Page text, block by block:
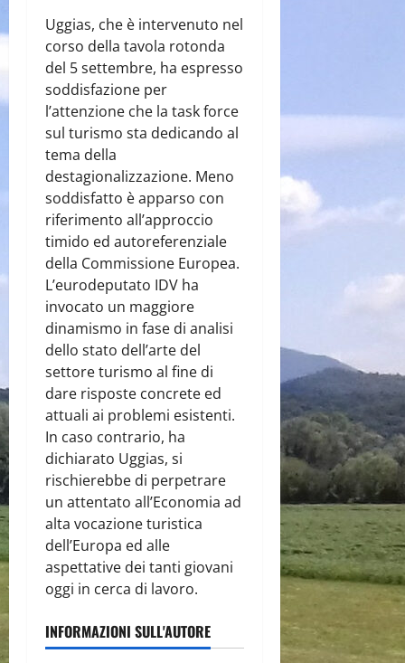
Uggias, che è intervenuto nel
corso della tavola rotonda
del 5 settembre, ha espresso
soddisfazione per
l’attenzione che la task force
sul turismo sta dedicando al
tema della
destagionalizzazione. Meno
soddisfatto è apparso con
riferimento all’approccio
timido ed autoreferenziale
della Commissione Europea.
L’eurodeputato IDV ha
invocato un maggiore
dinamismo in fase di analisi
dello stato dell’arte del
settore turismo al fine di
dare risposte concrete ed
attuali ai problemi esistenti.
In caso contrario, ha
dichiarato Uggias, si
rischierebbe di perpetrare
un attentato all’Economia ad
alta vocazione turistica
dell’Europa ed alle
aspettative dei tanti giovani
oggi in cerca di lavoro.
INFORMAZIONI SULL'AUTORE